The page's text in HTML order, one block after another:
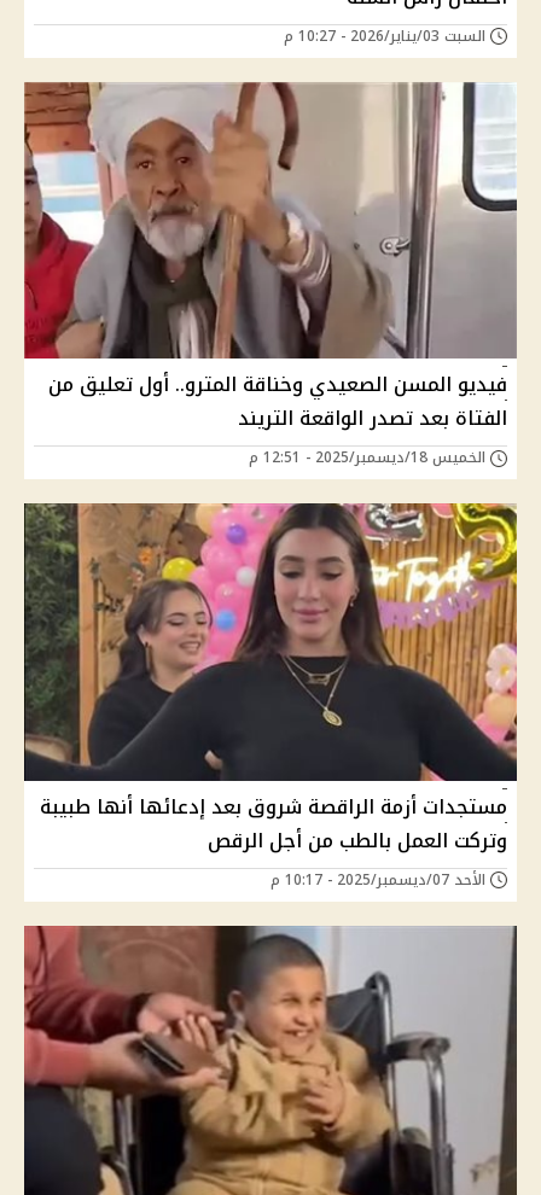
السبت 03/يناير/2026 - 10:27 م
فيديو المسن الصعيدي وخناقة المترو.. أول تعليق من
الفتاة بعد تصدر الواقعة التريند
الخميس 18/ديسمبر/2025 - 12:51 م
مستجدات أزمة الراقصة شروق بعد إدعائها أنها طبيبة
وتركت العمل بالطب من أجل الرقص
الأحد 07/ديسمبر/2025 - 10:17 م